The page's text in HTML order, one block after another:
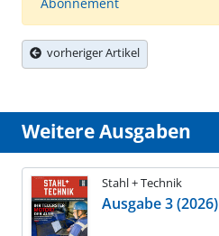
vorheriger Artikel
Weitere Ausgaben
Stahl + Technik
Ausgabe 3 (2026)